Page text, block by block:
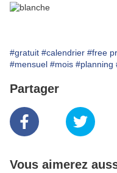
#gratuit #calendrier #free
#mensuel #mois #planning
Partager
Vous aimerez